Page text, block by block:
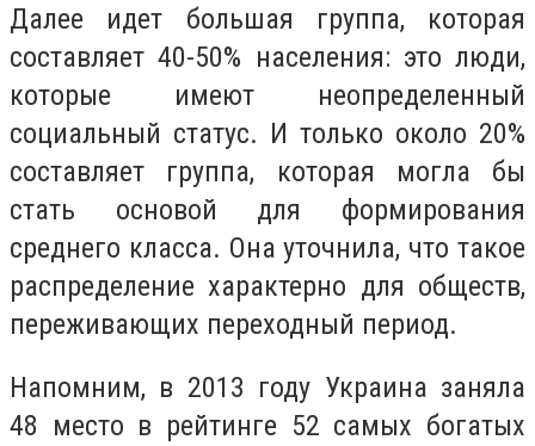
Далее идет большая группа, которая
составляет 40-50% населения: это люди,
которые имеют неопределенный
социальный статус. И только около 20%
составляет группа, которая могла бы
стать основой для формирования
среднего класса. Она уточнила, что такое
распределение характерно для обществ,
переживающих переходный период.
Напомним, в 2013 году Украина заняла
48 место в рейтинге 52 самых богатых